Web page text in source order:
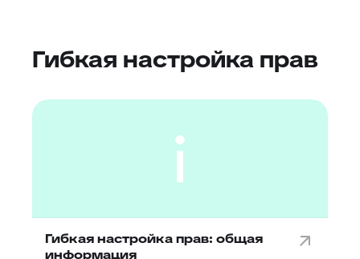
Гибкая настройка прав
Гибкая настройка прав: общая
информация